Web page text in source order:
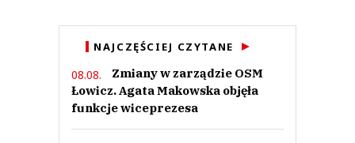
NAJCZĘŚCIEJ CZYTANE
08.08.
Zmiany w zarządzie OSM
Łowicz. Agata Makowska objęła
funkcje wiceprezesa